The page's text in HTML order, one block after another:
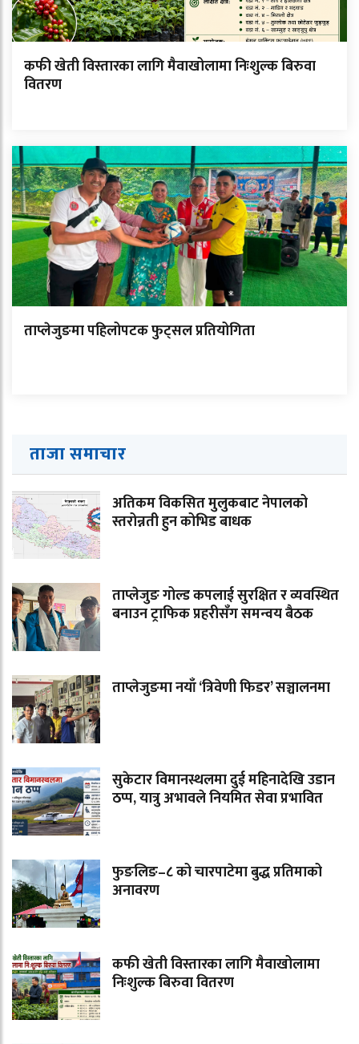
कफी खेती विस्तारका लागि मैवाखोलामा निःशुल्क बिरुवा
वितरण
ताप्लेजुङमा पहिलोपटक फुट्सल प्रतियोगिता
ताजा समाचार
अतिकम विकसित मुलुकबाट नेपालको
स्तरोन्नती हुन कोभिड बाधक
ताप्लेजुङ गोल्ड कपलाई सुरक्षित र व्यवस्थित
बनाउन ट्राफिक प्रहरीसँग समन्वय बैठक
ताप्लेजुङमा नयाँ ‘त्रिवेणी फिडर’ सञ्चालनमा
सुकेटार विमानस्थलमा दुई महिनादेखि उडान
ठप्प, यात्रु अभावले नियमित सेवा प्रभावित
फुङलिङ–८ को चारपाटेमा बुद्ध प्रतिमाको
अनावरण
कफी खेती विस्तारका लागि मैवाखोलामा
निःशुल्क बिरुवा वितरण